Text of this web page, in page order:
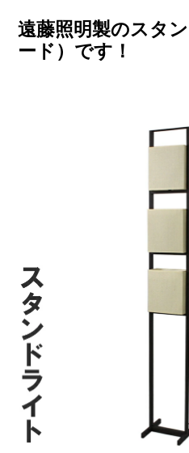
遠藤照明製のスタ
ード）です！